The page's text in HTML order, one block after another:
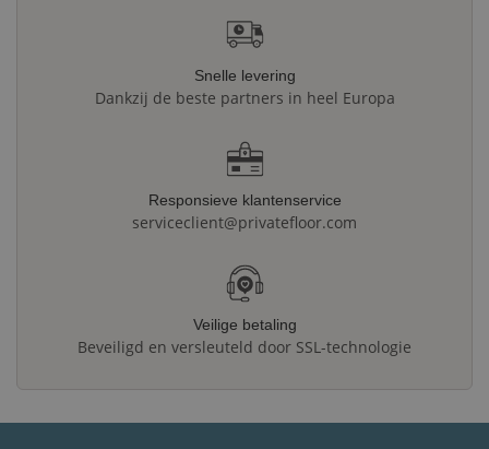
Snelle levering
Dankzij de beste partners in heel Europa
Responsieve klantenservice
serviceclient@privatefloor.com
Veilige betaling
Beveiligd en versleuteld door SSL-technologie